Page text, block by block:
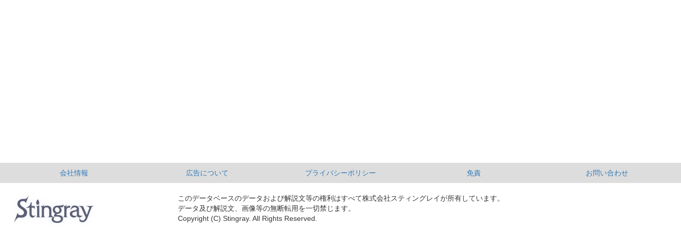
会社情報 広告について プライバシーポリシー 免責 お問い合わせ
このデータベースのデータおよび解説文等の権利はすべて株式会社スティングレイが所有しています。
データ及び解説文、画像等の無断転用を一切禁じます。
Copyright (C) Stingray. All Rights Reserved.